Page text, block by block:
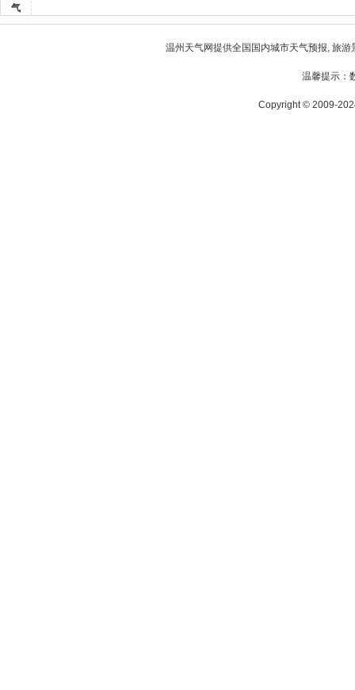
气
温州天气网提供全国国内城市天气预报, 旅游
温馨提示：
Copyright © 2009-